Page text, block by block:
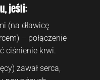
jeśli:
(na dławicę
– połączenie
ciśnienie krwi.
zawał serca,